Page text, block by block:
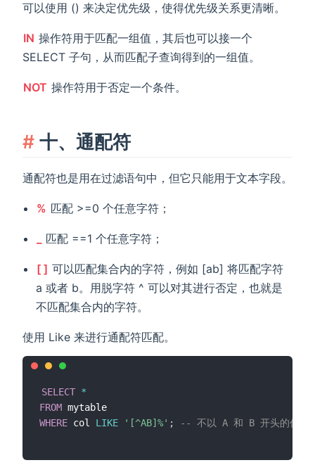
可以使用 () 来决定优先级，使得优先级关系更清晰。
IN 操作符用于匹配一组值，其后也可以接一个
SELECT 子句，从而匹配子查询得到的一组值。
NOT 操作符用于否定一个条件。
十、通配符
通配符也是用在过滤语句中，但它只能用于文本字段。
% 匹配 >=0 个任意字符；
匹配 ==1 个任意字符；
[ ] 可以匹配集合内的字符，例如 [ab] 将匹配字符
a 或者 b。用脱字符 ^ 可以对其进行否定，也就是
不匹配集合内的字符。
使用 Like 来进行通配符匹配。
SELECT *
FROM
WHERE col LIKE '[^AB]%' ; -- 不以 A 和 B 开头的任意